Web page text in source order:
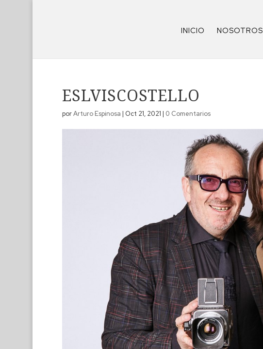
INICIO NOSOTROS
ESLVISCOSTELLO
porArturo Espinosa | Oct 21, 2021 | 0 Comentarios